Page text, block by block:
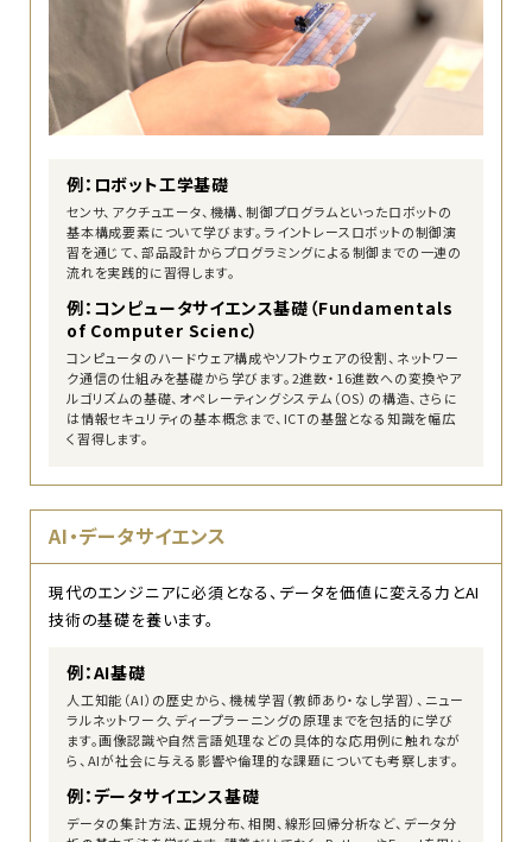
例：ロボット工学基礎
センサ、アクチュエータ、機構、制御プログラムといったロボットの
基本構成要素について学びます。ライントレースロボットの制御演
習を通じて、部品設計からプログラミングによる制御までの一連の
流れを実践的に習得します。
例：コンピュータサイエンス基礎（Fundamentals
of Computer Scienc）
コンピュータのハードウェア構成やソフトウェアの役割、ネットワー
ク通信の仕組みを基礎から学びます。2進数・16進数への変換やア
ルゴリズムの基礎、オペレーティングシステム（OS）の構造、さらに
は情報セキュリティの基本概念まで、ICTの基盤となる知識を幅広
く習得します。
AI・データサイエンス
現代のエンジニアに必須となる、データを価値に変える力とAI
技術の基礎を養います。
例：AI基礎
人工知能（AI）の歴史から、機械学習（教師あり・なし学習）、ニュー
ラルネットワーク、ディープラーニングの原理までを包括的に学び
ます。画像認識や自然言語処理などの具体的な応用例に触れなが
ら、AIが社会に与える影響や倫理的な課題についても考察します。
例：データサイエンス基礎
データの集計方法、正規分布、相関、線形回帰分析など、データ分